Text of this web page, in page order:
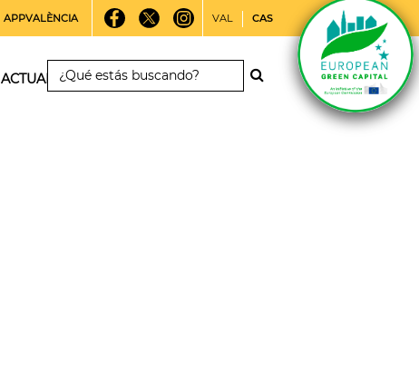
APPVALÈNCIA VAL CAS
ACTUALIDAD